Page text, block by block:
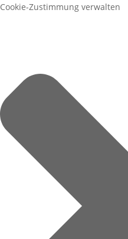
Cookie-Zustimmung verwalten